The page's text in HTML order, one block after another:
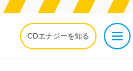
CDエナジーを知る